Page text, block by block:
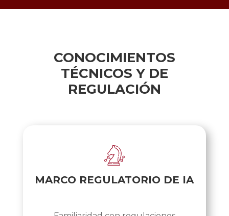
CONOCIMIENTOS
TÉCNICOS Y DE
REGULACIÓN
MARCO REGULATORIO DE IA